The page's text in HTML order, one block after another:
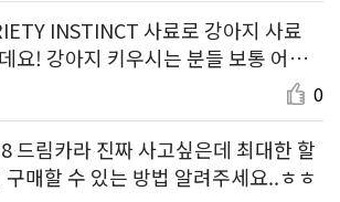
INSTINCT 사료로 강아지 사료
요! 강아지 키우시는 분들 보통 어떤
0
드림카라 진짜 사고싶은데 최대한 할
매할 수 있는 방법 알려주세요..ㅎㅎ